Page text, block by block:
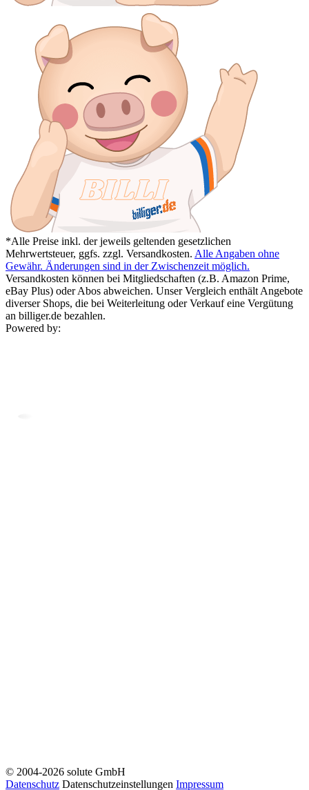
*Alle Preise inkl. der jeweils geltenden gesetzlichen
Mehrwertsteuer, ggfs. zzgl. Versandkosten. Alle Angaben ohne
Gewähr. Änderungen sind in der Zwischenzeit möglich.
Versandkosten können bei Mitgliedschaften (z.B. Amazon Prime,
eBay Plus) oder Abos abweichen. Unser Vergleich enthält Angebote
diverser Shops, die bei Weiterleitung oder Verkauf eine Vergütung
an billiger.de bezahlen.
Powered by:
© 2004-2026 solute GmbH
Datenschutz Datenschutzeinstellungen Impressum